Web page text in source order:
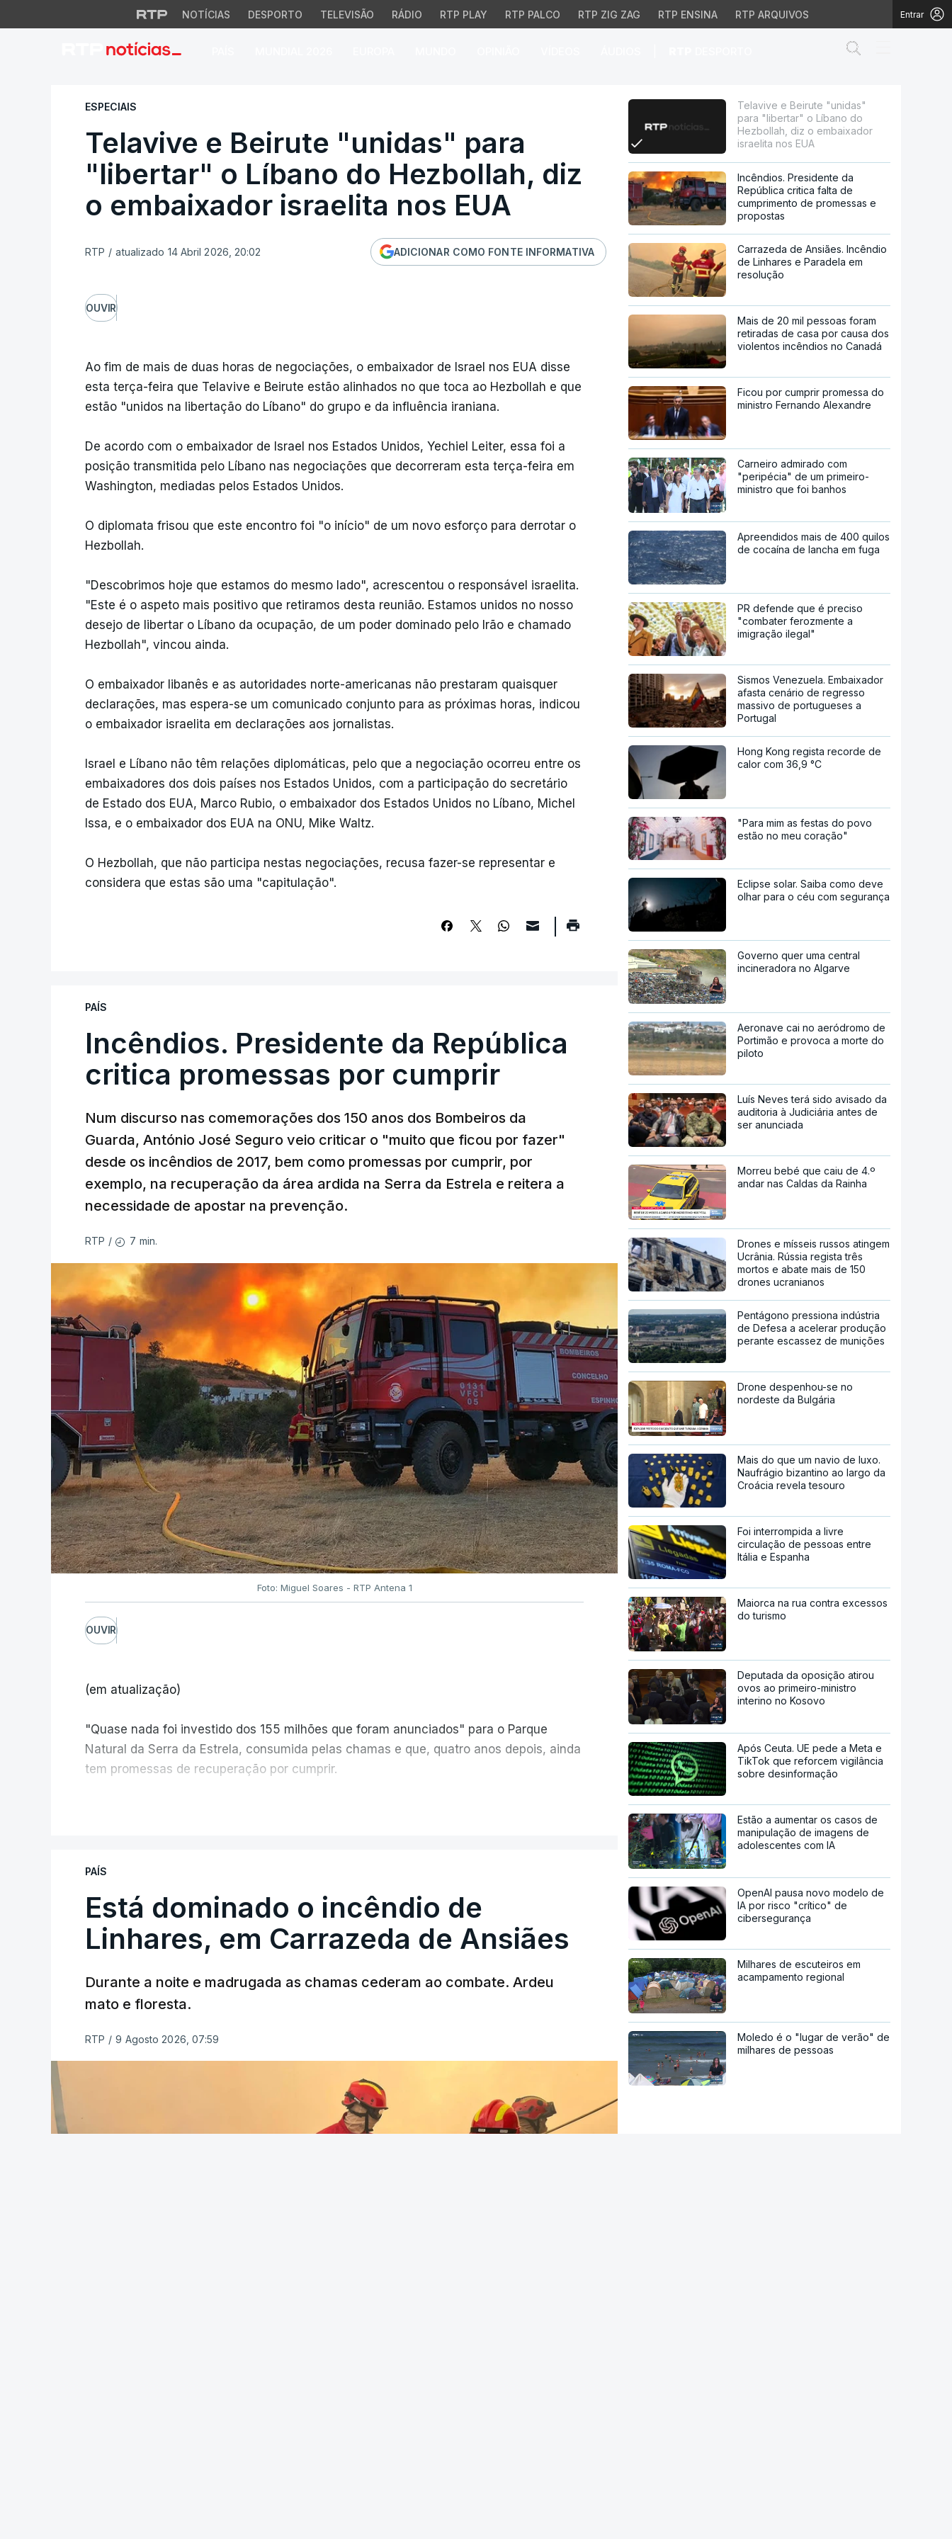
NOTÍCIAS DESPORTO TELEVISÃO RÁDIO RTP PLAY RTP PALCO RTP ZIG ZAG RTP ENSINA RTP ARQUIVOS Entrar
Telavive e Beirute "unidas" para "libertar" o Líbano do
ESPECIAIS
Telavive e Beirute "unidas" para
"libertar" o Líbano do Hezbollah, diz
o embaixador israelita nos EUA
RTP / atualizado 14 Abril 2026, 20:02 ADICIONAR COMO FONTE INFORMATIVA
OUVIR
Ao fim de mais de duas horas de negociações, o embaixador de Israel nos EUA disse
esta terça-feira que Telavive e Beirute estão alinhados no que toca ao Hezbollah e que
estão "unidos na libertação do Líbano" do grupo e da influência iraniana.
De acordo com o embaixador de Israel nos Estados Unidos, Yechiel Leiter, essa foi a
posição transmitida pelo Líbano nas negociações que decorreram esta terça-feira em
Washington, mediadas pelos Estados Unidos.
O diplomata frisou que este encontro foi "o início" de um novo esforço para derrotar o
Hezbollah.
"Descobrimos hoje que estamos do mesmo lado", acrescentou o responsável israelita.
"Este é o aspeto mais positivo que retiramos desta reunião. Estamos unidos no nosso
desejo de libertar o Líbano da ocupação, de um poder dominado pelo Irão e chamado
Hezbollah", vincou ainda.
O embaixador libanês e as autoridades norte-americanas não prestaram quaisquer
declarações, mas espera-se um comunicado conjunto para as próximas horas, indicou
o embaixador israelita em declarações aos jornalistas.
Israel e Líbano não têm relações diplomáticas, pelo que a negociação ocorreu entre os
embaixadores dos dois países nos Estados Unidos, com a participação do secretário
de Estado dos EUA, Marco Rubio, o embaixador dos Estados Unidos no Líbano, Michel
Issa, e o embaixador dos EUA na ONU, Mike Waltz.
O Hezbollah, que não participa nestas negociações, recusa fazer-se representar e
considera que estas são uma "capitulação".
PAÍS
Incêndios. Presidente da República
critica promessas por cumprir
Num discurso nas comemorações dos 150 anos dos Bombeiros da
Guarda, António José Seguro veio criticar o "muito que ficou por fazer"
desde os incêndios de 2017, bem como promessas por cumprir, por
exemplo, na recuperação da área ardida na Serra da Estrela e reitera a
necessidade de apostar na prevenção.
RTP / 7 min.
Foto: Miguel Soares - RTP Antena 1
OUVIR
(em atualização)
"Quase nada foi investido dos 155 milhões que foram anunciados" para o Parque
Natural da Serra da Estrela, consumida pelas chamas e que, quatro anos depois, ainda
tem promessas de recuperação por cumprir.
ERRO 100
ERROR ON HTML5 MEDIA ELEMENT
PAÍS
Está dominado o incêndio de
Linhares, em Carrazeda de Ansiães
Durante a noite e madrugada as chamas cederam ao combate. Ardeu
mato e floresta.
RTP / 9 Agosto 2026, 07:59
Telavive e Beirute "unidas"
para "libertar" o Líbano do
Hezbollah, diz o embaixador
israelita nos EUA
Incêndios. Presidente da
República critica falta de
cumprimento de promessas e
propostas
Carrazeda de Ansiães. Incêndio
de Linhares e Paradela em
resolução
Mais de 20 mil pessoas foram
retiradas de casa por causa dos
violentos incêndios no Canadá
Ficou por cumprir promessa do
ministro Fernando Alexandre
Carneiro admirado com
"peripécia" de um primeiro-
ministro que foi banhos
Apreendidos mais de 400 quilos
de cocaína de lancha em fuga
PR defende que é preciso
"combater ferozmente a
imigração ilegal"
Sismos Venezuela. Embaixador
afasta cenário de regresso
massivo de portugueses a
Portugal
Hong Kong regista recorde de
calor com 36,9 °C
"Para mim as festas do povo
estão no meu coração"
Eclipse solar. Saiba como deve
olhar para o céu com segurança
Governo quer uma central
incineradora no Algarve
Aeronave cai no aeródromo de
Portimão e provoca a morte do
piloto
Luís Neves terá sido avisado da
auditoria à Judiciária antes de
ser anunciada
Morreu bebé que caiu de 4.º
andar nas Caldas da Rainha
Drones e mísseis russos atingem
Ucrânia. Rússia regista três
mortos e abate mais de 150
drones ucranianos
Pentágono pressiona indústria
de Defesa a acelerar produção
perante escassez de munições
Drone despenhou-se no
nordeste da Bulgária
Mais do que um navio de luxo.
Naufrágio bizantino ao largo da
Croácia revela tesouro
Foi interrompida a livre
circulação de pessoas entre
Itália e Espanha
Maiorca na rua contra excessos
do turismo
Deputada da oposição atirou
ovos ao primeiro-ministro
interino no Kosovo
Após Ceuta. UE pede a Meta e
TikTok que reforcem vigilância
sobre desinformação
Estão a aumentar os casos de
manipulação de imagens de
adolescentes com IA
OpenAI pausa novo modelo de
IA por risco "crítico" de
cibersegurança
Milhares de escuteiros em
acampamento regional
Moledo é o "lugar de verão" de
milhares de pessoas